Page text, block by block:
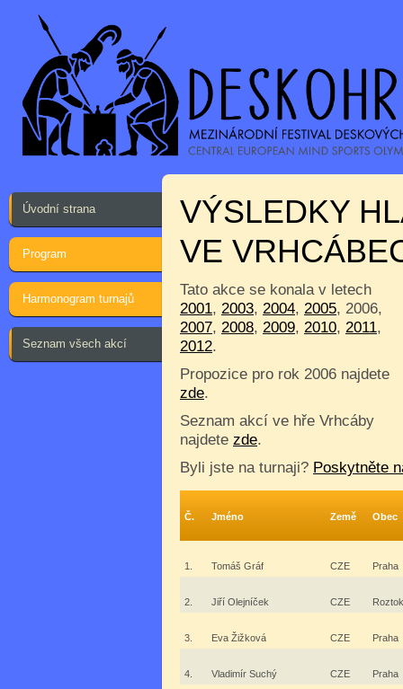
Úvodní strana
Program
Harmonogram turnajů
Seznam všech akcí
VÝSLEDKY
VE
Tato akce se konala v letech
2001, 2003, 2004, 2005, 2006,
2007, 2008, 2009, 2010, 2011,
2012.
Propozice pro rok 2006 najdete
zde.
Seznam akcí ve hře Vrhcáby
najdete zde.
Byli jste na turnaji? Poskytněte
Č. Jméno Země Obec
1. Tomáš Gráf CZE Praha
2. Jiří Olejníček CZE
3. Eva Žižková CZE Praha
4. Vladimír Suchý CZE Praha